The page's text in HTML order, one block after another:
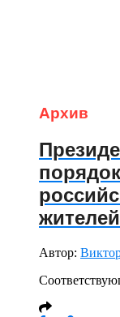
Архив
Автор: